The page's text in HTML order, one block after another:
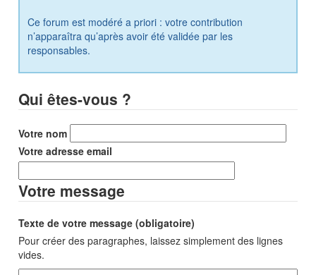
Ce forum est modéré a priori : votre contribution
n’apparaîtra qu’après avoir été validée par les
responsables.
Qui êtes-vous ?
Votre nom
Votre adresse email
Votre message
Texte de votre message (obligatoire)
Pour créer des paragraphes, laissez simplement des lignes
vides.